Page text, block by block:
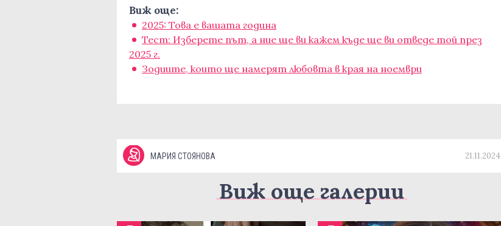
Виж още:
2025: Това е вашата година
Тест: Изберете път, а ние ще ви кажем къде ще ви отведе той през
2025 г.
Зодиите, които ще намерят любовта в края на ноември
МАРИЯ СТОЯНОВА 21.11.2024
Виж още галерии